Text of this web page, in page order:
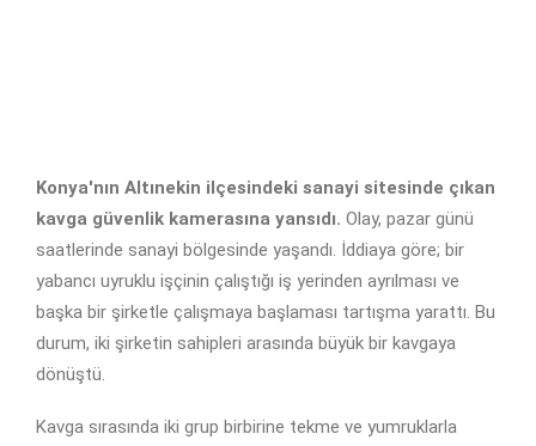
Konya'nın Altınekin ilçesindeki sanayi sitesinde çıkan
kavga güvenlik kamerasına yansıdı. Olay, pazar günü
saatlerinde sanayi bölgesinde yaşandı. İddiaya göre; bir
yabancı uyruklu işçinin çalıştığı iş yerinden ayrılması ve
başka bir şirketle çalışmaya başlaması tartışma yarattı. Bu
durum, iki şirketin sahipleri arasında büyük bir kavgaya
dönüştü.
Kavga sırasında iki grup birbirine tekme ve yumruklarla